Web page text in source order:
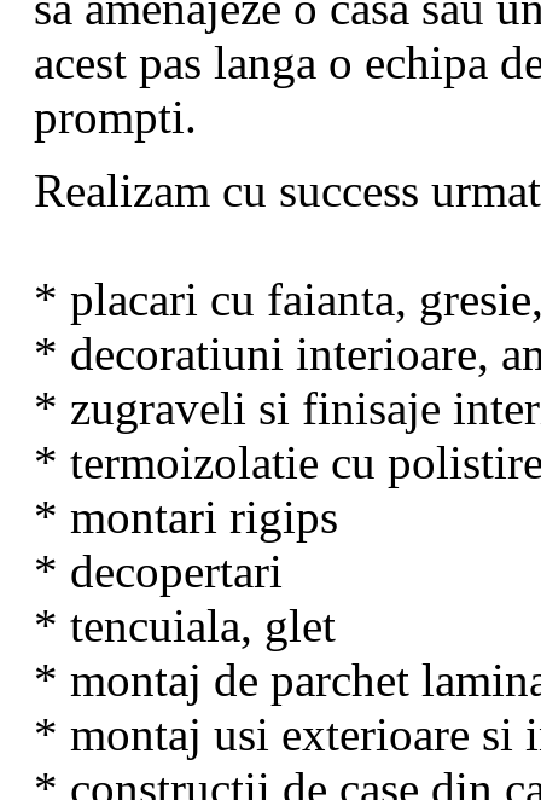
acest pas langa o echipa
prompti.
Realizam cu success
* placari cu faianta,
* decoratiuni interioare,
* zugraveli si finisaje
* termoizolatie cu
* montari rigips
* decopertari
* tencuiala, glet
* montaj de parchet
* montaj usi exterioare si
* constructii de case din